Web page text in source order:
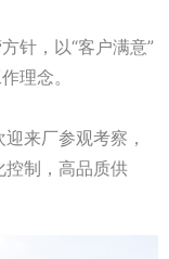
针，以“客户满意”
理念。
来厂参观考察，
控制，高品质供